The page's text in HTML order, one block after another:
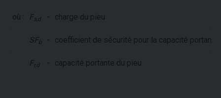
où : F s,d - charge du pieu
SF b - coefficient de sécurité pour la capacité portante
Fr,d - capacité portante du pieu